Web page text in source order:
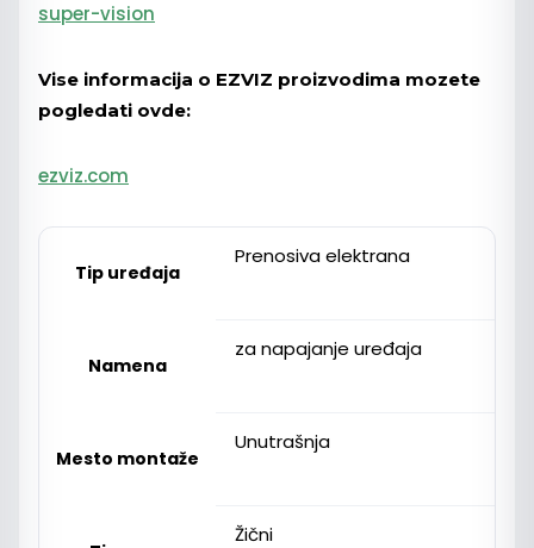
super-vision
Vise informacija o EZVIZ proizvodima mozete
pogledati ovde:
ezviz.com
Tip uređaja
Prenosiva elektrana
Namena
za napajanje uređaja
Mesto montaže
Unutrašnja
Žični